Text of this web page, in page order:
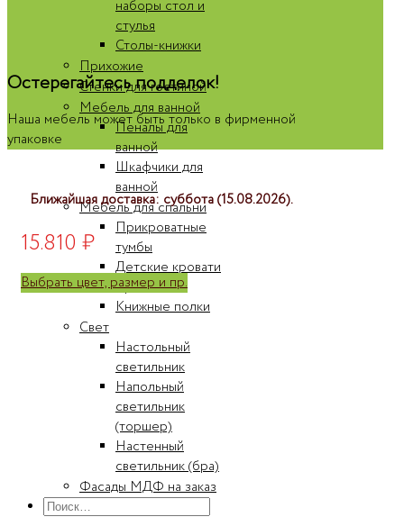
наборы стол и
стулья
Столы-книжки
Прихожие
Стенки для гостиной
Мебель для ванной
Пеналы для
ванной
Шкафчики для
ванной
Мебель для спальни
Прикроватные
тумбы
Детские кровати
Кровати
Книжные полки
Свет
Настольный
светильник
Напольный
светильник
(торшер)
Настенный
светильник (бра)
Фасады МДФ на заказ
Искать:
Остерегайтесь подделок!
Наша мебель может быть только в фирменной
упаковке
Ближайшая доставка: суббота (15.08.2026).
15.810 ₽
Выбрать цвет, размер и пр.